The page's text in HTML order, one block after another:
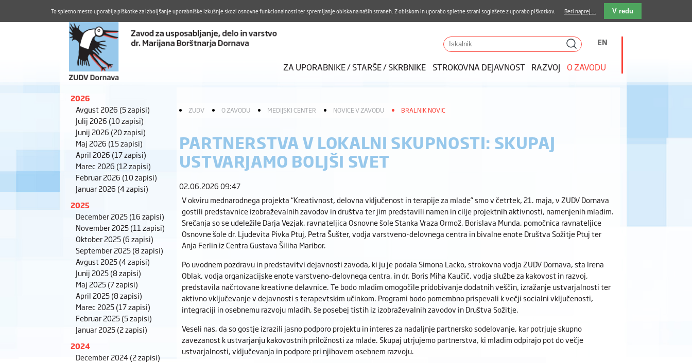
Aktualno Karierni razvoj Pohvale in pritožbe Dostava kosil Kakovost in varnost
E-pošta
Iskalnik EN
ZA UPORABNIKE / STARŠE / SKRBNIKE STROKOVNA DEJAVNOST RAZVOJ O ZAVODU
2026
Avgust 2026 (5 zapisi)
Julij 2026 (10 zapisi)
Junij 2026 (20 zapisi)
Maj 2026 (15 zapisi)
April 2026 (17 zapisi)
Marec 2026 (12 zapisi)
Februar 2026 (10 zapisi)
Januar 2026 (4 zapisi)
2025
December 2025(16 zapisi)
November 2025(11 zapisi)
Oktober 2025(6 zapisi)
September 2025(8 zapisi)
Avgust 2025(4 zapisi)
Junij 2025(8 zapisi)
Maj 2025(7 zapisi)
April 2025(8 zapisi)
Marec 2025(17 zapisi)
Februar 2025(5 zapisi)
Januar 2025(2 zapisi)
2024
December 2024(2 zapisi)
ZUDV O ZAVODU MEDIJSKI CENTER NOVICE V ZAVODU BRALNIK NOVIC
PARTNERSTVA V LOKALNI SKUPNOSTI: SKUPAJ
USTVARJAMO BOLJŠI SVET
02.06.2026 09:47
V okviru mednarodnega projekta “Kreativnost, delovna vključenost in terapije za mlade” smo v četrtek, 21. maja, v ZUDV Dornava
gostili predstavnice izobraževalnih zavodov in društva ter jim predstavili namen in cilje projektnih aktivnosti, namenjenih mladim.
Srečanja so se udeležile Darja Vezjak, ravnateljica Osnovne šole Stanka Vraza Ormož, Borislava Munda, pomočnica ravnateljice
Osnovne šole dr. Ljudevita Pivka Ptuj, Petra Šušter, vodja varstveno-delovnega centra in bivalne enote Društva Sožitje Ptuj ter
Anja Ferlin iz Centra Gustava Šiliha Maribor.
Po uvodnem pozdravu in predstavitvi dejavnosti zavoda, ki ju je podala Simona Lacko, strokovna vodja ZUDV Dornava, sta Irena
Oblak, vodja organizacijske enote varstveno-delovnega centra, in dr. Boris Miha Kaučič, vodja službe za kakovost in razvoj,
predstavila načrtovane kreativne delavnice. Te bodo mladim omogočile pridobivanje dodatnih veščin, izražanje ustvarjalnosti ter
aktivno vključevanje v dejavnosti s terapevtskim učinkom. Programi bodo pomembno prispevali k večji socialni vključenosti,
integraciji in osebnemu razvoju mladih, še posebej tistih iz izobraževalnih zavodov in Društva Sožitje.
Veseli nas, da so gostje izrazili jasno podporo projektu in interes za nadaljnje partnersko sodelovanje, kar potrjuje skupno
zavezanost k ustvarjanju kakovostnih priložnosti za mlade. Skupaj utrjujemo partnerstva, ki mladim odpirajo pot do večje
ustvarjalnosti, vključevanja in podpore pri njihovem osebnem razvoju.
To spletno mesto uporablja piškotke za izboljšanje uporabniške izkušnje skozi osnovne funkcionalnosti ter spremljanje obiska na naših straneh. Z obiskom in uporabo spletne strani soglašete z uporabo piškotkov. Beri naprej ... V redu